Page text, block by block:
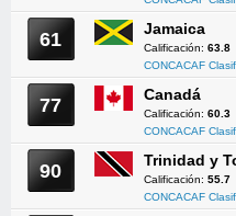
61 Jamaica
Calificación: 63.8
CONCACAF
77 Canadá
Calificación: 60.3
CONCACAF
90 Trinidad y
Calificación: 55.7
CONCACAF